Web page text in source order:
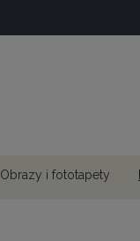
Obrazy i fototapety